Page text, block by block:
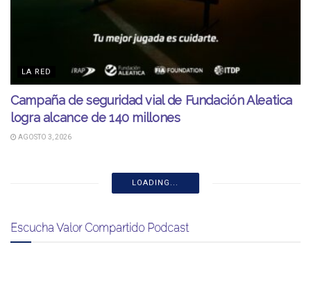
LA RED
Campaña de seguridad vial de Fundación Aleatica
logra alcance de 140 millones
AGOSTO 3, 2026
LOADING...
Escucha Valor Compartido Podcast